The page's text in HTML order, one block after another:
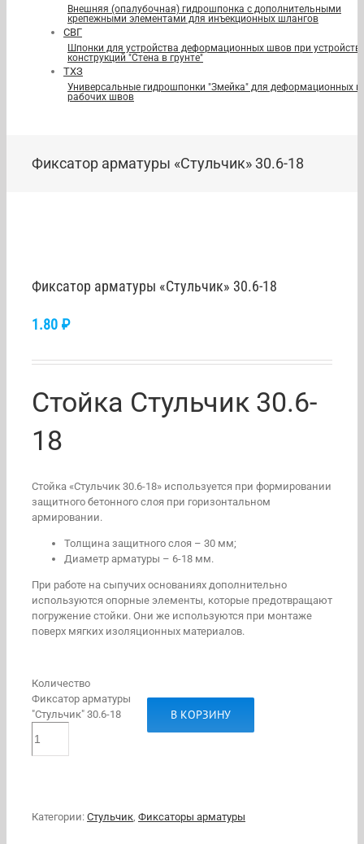
Внешняя (опалубочная) гидрошпонка с дополнительными
крепежными элементами для инъекционных шлангов
СВГ
Шпонки для устройства деформационных швов при
конструкций "Стена в грунте"
ТХЗ
Универсальные гидрошпонки "Змейка" для деформационных и
рабочих швов
Фиксатор арматуры «Стульчик» 30.6-18
Фиксатор арматуры «Стульчик» 30.6-18
1.80 ₽
Стойка Стульчик 30.6-
18
Стойка «Стульчик 30.6-18» используется при формировании
защитного бетонного слоя при горизонтальном
армировании.
Толщина защитного слоя – 30 мм;
Диаметр арматуры – 6-18 мм.
При работе на сыпучих основаниях дополнительно
используются опорные элементы, которые предотвращают
погружение стойки. Они же используются при монтаже
поверх мягких изоляционных материалов.
Количество
Фиксатор арматуры
"Стульчик" 30.6-18
В КОРЗИНУ
Категории: Стульчик Фиксаторы арматуры